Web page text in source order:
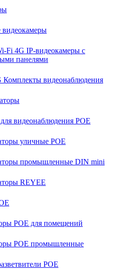
видеокамеры
Fi 4G IP-видеокамеры с
панелями
Комплекты видеонаблюдения
видеонаблюдения POE
уличные POE
промышленные DIN mini
REYEE
POE для помещений
POE промышленные
POE